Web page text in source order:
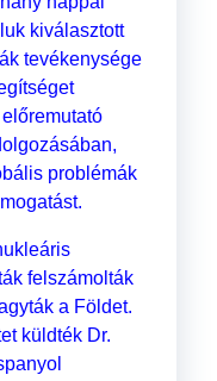
kiválasztott
tevékenysége
problémák
felszámolták
a Földet.
küldték Dr.